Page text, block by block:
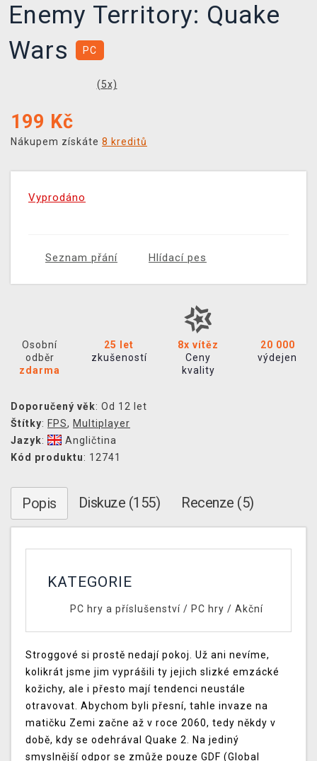
Enemy Territory: Quake
Wars
PC
(5x)
199 Kč
Nákupem získáte 8 kreditů
Vyprodáno
Seznam přání Hlídací pes
Osobní
odběr
zdarma
25 let
zkušeností
8x vítěz
Ceny
kvality
20 000
výdejen
Doporučený věk: Od 12 let
Štítky: FPS, Multiplayer
Jazyk:
Angličtina
Kód produktu: 12741
Popis Diskuze (155) Recenze (5)
KATEGORIE
PC hry a příslušenství/ PC hry / Akční
Stroggové si prostě nedají pokoj. Už ani nevíme,
kolikrát jsme jim vyprášili ty jejich slizké emzácké
kožichy, ale i přesto mají tendenci neustále
otravovat. Abychom byli přesní, tahle invaze na
matičku Zemi začne až v roce 2060, tedy někdy v
době, kdy se odehrával Quake 2. Na jediný
smyslnější odpor se zmůže pouze GDF (Global